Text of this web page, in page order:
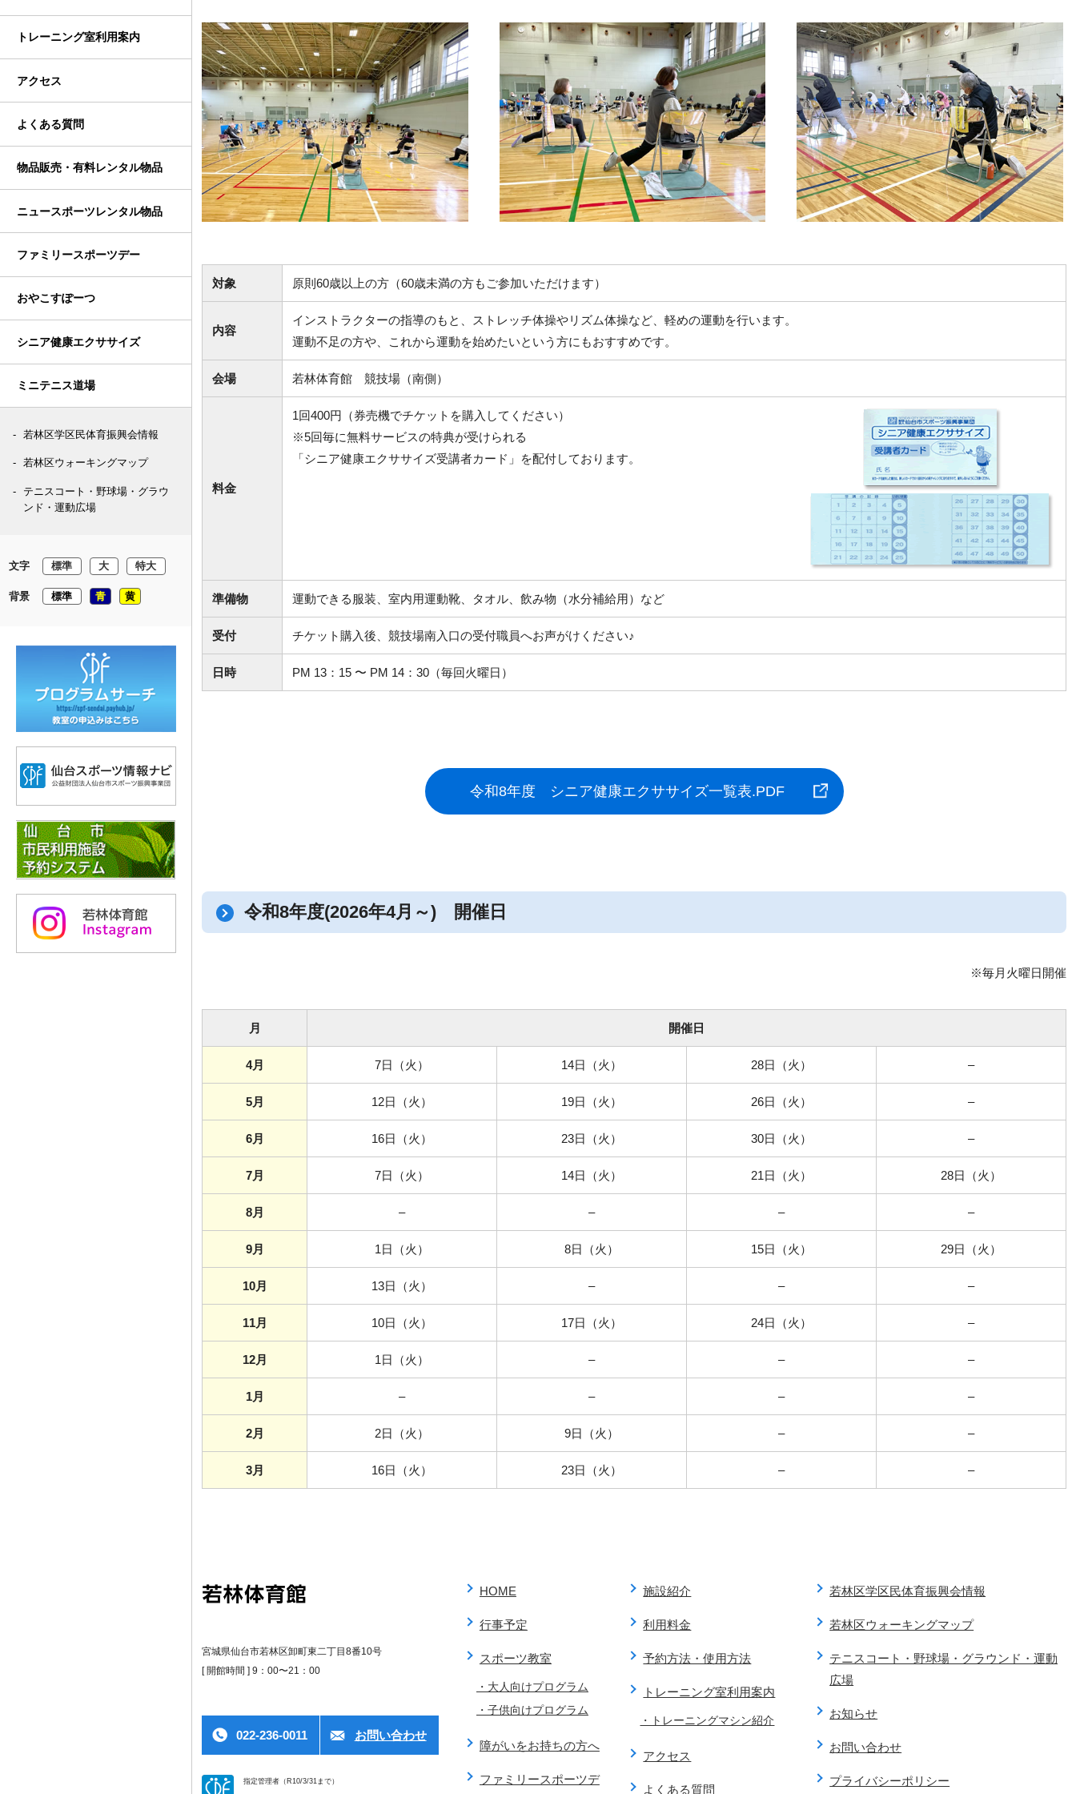
トレーニング室利用案内
アクセス
よくある質問
物品販売・有料レンタル物品
ニュースポーツレンタル物品
ファミリースポーツデー
おやこすぽーつ
シニア健康エクササイズ
ミニテニス道場
若林区学区民体育振興会情報
若林区ウォーキングマップ
テニスコート・野球場・グラウ
ンド・運動広場
文字 標準 大 特大
背景 標準 青 黄
対象 原則60歳以上の方（60歳未満の方もご参加いただけます）
内容
インストラクターの指導のもと、ストレッチ体操やリズム体操など、軽めの運動を行います。
運動不足の方や、これから運動を始めたいという方にもおすすめです。
会場 若林体育館 競技場（南側）
料金
1回400円（券売機でチケットを購入してください）
※5回毎に無料サービスの特典が受けられる
「シニア健康エクササイズ受講者カード」を配付しております。
準備物 運動できる服装、室内用運動靴、タオル、飲み物（水分補給用）など
受付 チケット購入後、競技場南入口の受付職員へお声がけください♪
日時 PM 13：15 〜 PM 14：30（毎回火曜日）
令和8年度 シニア健康エクササイズ一覧表.PDF
令和8年度(2026年4月～) 開催日
※毎月火曜日開催
月 開催日
4月 7日（火） 14日（火） 28日（火） –
5月 12日（火） 19日（火） 26日（火） –
6月 16日（火） 23日（火） 30日（火） –
7月 7日（火） 14日（火） 21日（火） 28日（火）
8月 – – – –
9月 1日（火） 8日（火） 15日（火） 29日（火）
10月 13日（火） – – –
11月 10日（火） 17日（火） 24日（火） –
12月 1日（火） – – –
1月 – – – –
2月 2日（火） 9日（火） – –
3月 16日（火） 23日（火） – –
宮城県仙台市若林区卸町東二丁目8番10号
[ 開館時間 ] 9：00〜21：00
022-236-0011 お問い合わせ
指定管理者（R10/3/31まで）
HOME
行事予定
スポーツ教室
・大人向けプログラム
・子供向けプログラム
障がいをお持ちの方へ
ファミリースポーツデ
施設紹介
利用料金
予約方法・使用方法
トレーニング室利用案内
・トレーニングマシン紹介
アクセス
よくある質問
若林区学区民体育振興会情報
若林区ウォーキングマップ
テニスコート・野球場・グラウンド・運動
広場
お知らせ
お問い合わせ
プライバシーポリシー